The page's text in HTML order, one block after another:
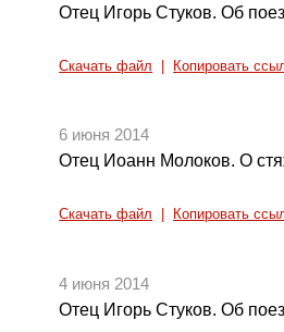
Отец Игорь Стуков. Об
Скачать файл Копировать
6 июня 2014
Отец Иоанн Молоков. О
Скачать файл Копировать
4 июня 2014
Отец Игорь Стуков. Об